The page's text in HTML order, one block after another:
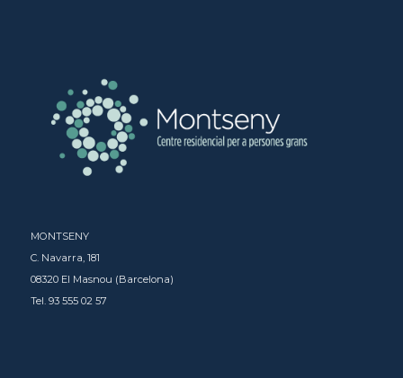
MONTSENY
C. Navarra, 181
08320 El Masnou (Barcelona)
Tel. 93 555 02 57